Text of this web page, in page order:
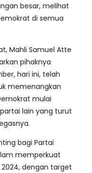
besar, melihat
di semua
Mahli Samuel Atte
pihaknya
hari ini, telah
memenangkan
mulai
lain yang turut
bagi Partai
memperkuat
dengan target